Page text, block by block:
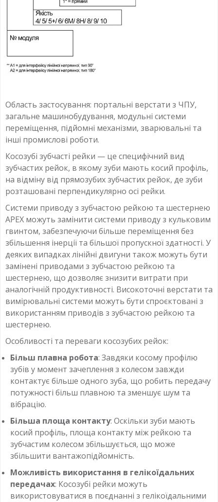
Область застосування: портальні верстати з ЧПУ,
загальне машинобудування, модульні системи
переміщення, підйомні механізми, зварювальні та
інші промислові роботи.
Косозубі зубчасті рейки — це специфічний вид
зубчастих рейок, в якому зуби мають косий профіль,
на відміну від прямозубих зубчастих рейок, де зуби
розташовані перпендикулярно осі рейки.
Системи приводу з зубчастою рейкою та шестернею
APEX можуть замінити системи приводу з кульковим
гвинтом, забезпечуючи більше переміщення без
збільшення інерції та більшої пропускної здатності. У
деяких випадках лінійні двигуни також можуть бути
замінені приводами з зубчастою рейкою та
шестернею, що дозволяє знизити витрати при
аналогічній продуктивності. Високоточні верстати та
вимірювальні системи можуть бути спроєктовані з
використанням приводів з зубчастою рейкою та
шестернею.
Особливості та переваги косозубих рейок:
Більш плавна робота: Завдяки косому профілю
зубів у момент зачеплення з колесом завжди
контактує більше одного зуба, що робить передачу
потужності більш плавною та зменшує шум та
вібрацію.
Більша площа контакту: Оскільки зуби мають
косий профіль, площа контакту між рейкою та
зубчастим колесом збільшується, що може
збільшити вантажопідйомність.
Можливість використання в гелікоїдальних
передачах: Косозубі рейки можуть
використовуватися в поєднанні з гелікоїдальними